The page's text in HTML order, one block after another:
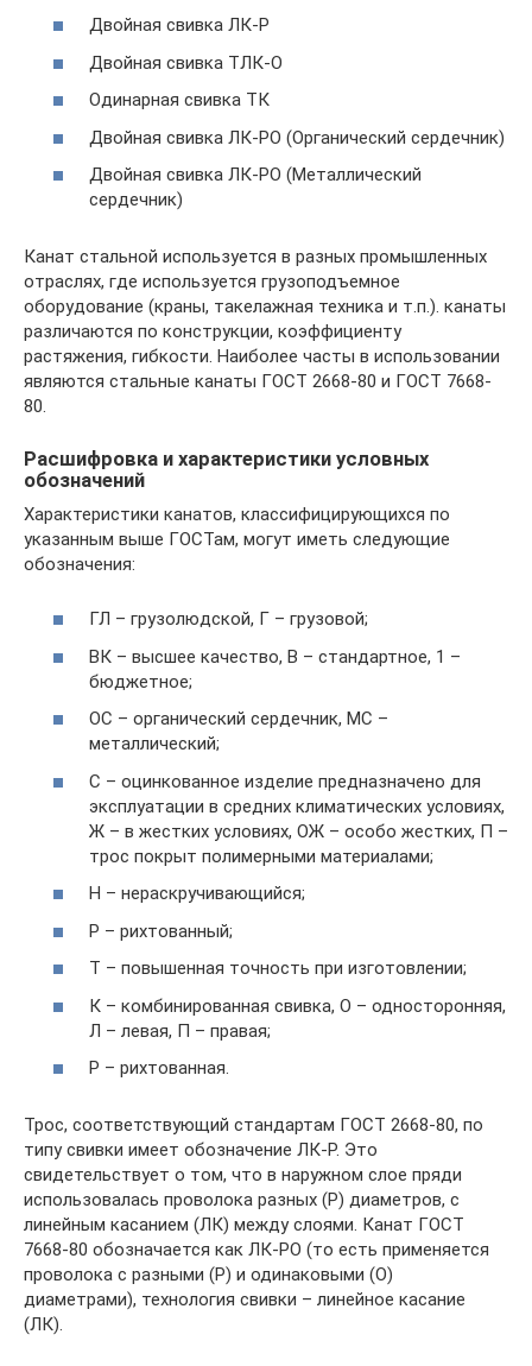
Двойная свивка ЛК-Р
Двойная свивка ТЛК-О
Одинарная свивка ТК
Двойная свивка ЛК-РО (Органический сердечник)
Двойная свивка ЛК-РО (Металлический
сердечник)
Канат стальной используется в разных промышленных
отраслях, где используется грузоподъемное
оборудование (краны, такелажная техника и т.п.). канаты
различаются по конструкции, коэффициенту
растяжения, гибкости. Наиболее часты в использовании
являются стальные канаты ГОСТ 2668-80 и ГОСТ 7668-
80.
Расшифровка и характеристики условных
обозначений
Характеристики канатов, классифицирующихся по
указанным выше ГОСТам, могут иметь следующие
обозначения:
ГЛ – грузолюдской, Г – грузовой;
ВК – высшее качество, В – стандартное, 1 –
бюджетное;
ОС – органический сердечник, МС –
металлический;
С – оцинкованное изделие предназначено для
эксплуатации в средних климатических условиях,
Ж – в жестких условиях, ОЖ – особо жестких, П –
трос покрыт полимерными материалами;
Н – нераскручивающийся;
Р – рихтованный;
Т – повышенная точность при изготовлении;
К – комбинированная свивка, О – односторонняя,
Л – левая, П – правая;
Р – рихтованная.
Трос, соответствующий стандартам ГОСТ 2668-80, по
типу свивки имеет обозначение ЛК-Р. Это
свидетельствует о том, что в наружном слое пряди
использовалась проволока разных (Р) диаметров, с
линейным касанием (ЛК) между слоями. Канат ГОСТ
7668-80 обозначается как ЛК-РО (то есть применяется
проволока с разными (Р) и одинаковыми (О)
диаметрами), технология свивки – линейное касание
(ЛК).